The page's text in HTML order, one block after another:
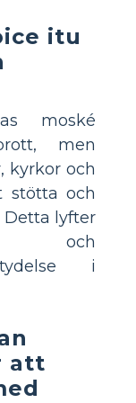
itu
moské
men
kyrkor och
stötta och
Detta lyfter
och
i
att